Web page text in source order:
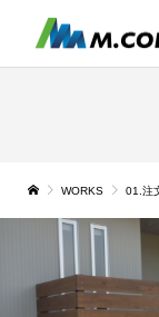
WORKS 01.注